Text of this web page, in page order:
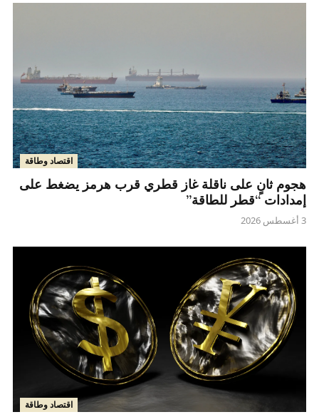
اقتصاد وطاقة
هجوم ثانٍ على ناقلة غاز قطري قرب هرمز يضغط على
إمدادات “قطر للطاقة”
3 أغسطس 2026
اقتصاد وطاقة